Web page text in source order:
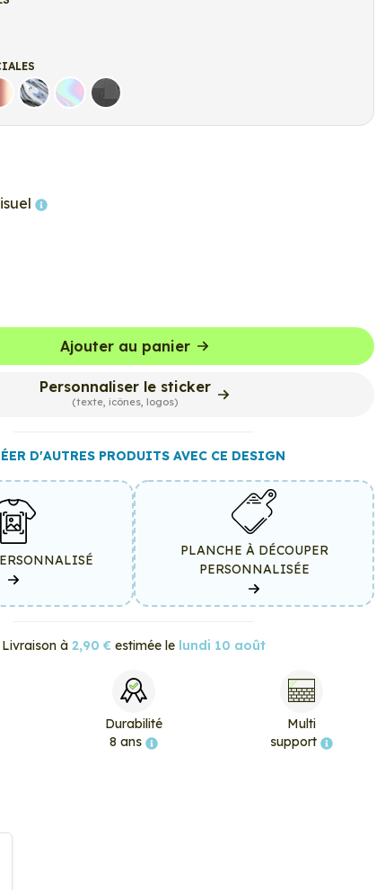
Rose Gold
ChromeHolographique
Carbone Noir
Ajouter au panier
Personnaliser le sticker
(texte, icônes, logos)
D'AUTRES PRODUITS AVEC CE DESIGN
PLANCHE À DÉCOUPER
PERSONNALISÉE
Livraison à 2,90 € estimée le lundi 10 août
Durabilité
8 ans
Multi
support